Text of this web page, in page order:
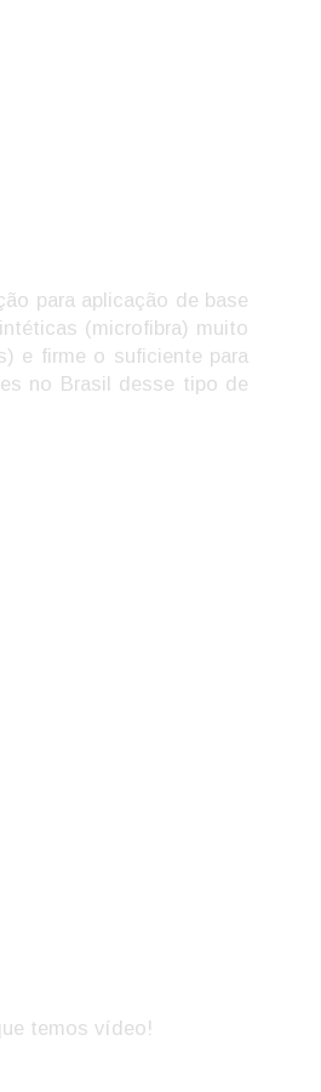
para aplicação de base
(microfibra) muito
e firme o suficiente para
no Brasil desse tipo de
temos vídeo!